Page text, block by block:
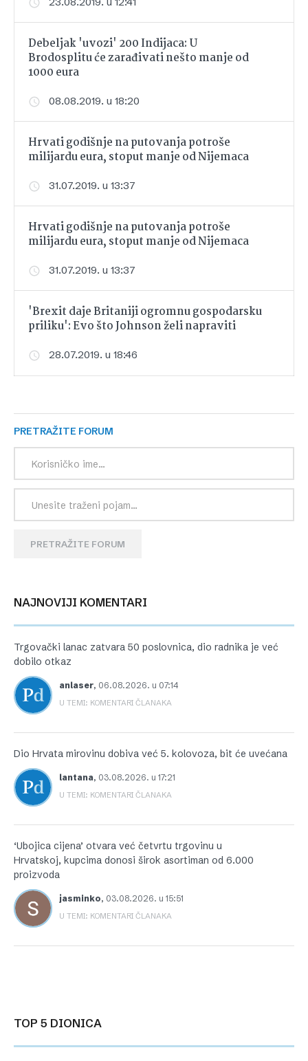
Debeljak 'uvozi' 200 Indijaca: U
Brodosplitu će zarađivati nešto manje od
1000 eura
08.08.2019. u 18:20
Hrvati godišnje na putovanja potroše
milijardu eura, stoput manje od Nijemaca
31.07.2019. u 13:37
Hrvati godišnje na putovanja potroše
milijardu eura, stoput manje od Nijemaca
31.07.2019. u 13:37
'Brexit daje Britaniji ogromnu gospodarsku
priliku': Evo što Johnson želi napraviti
28.07.2019. u 18:46
PRETRAŽITE FORUM
PRETRAŽITE FORUM
NAJNOVIJI KOMENTARI
Trgovački lanac zatvara 50 poslovnica, dio radnika je već
dobilo otkaz
anlaser, 06.08.2026. u 07:14
U TEMI: KOMENTARI ČLANAKA
Dio Hrvata mirovinu dobiva već 5. kolovoza, bit će uvećana
lantana, 03.08.2026. u 17:21
U TEMI: KOMENTARI ČLANAKA
‘Ubojica cijena’ otvara već četvrtu trgovinu u
Hrvatskoj, kupcima donosi širok asortiman od 6.000
proizvoda
jasminko, 03.08.2026. u 15:51
U TEMI: KOMENTARI ČLANAKA
TOP 5 DIONICA